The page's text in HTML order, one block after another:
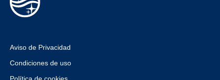
Aviso de Privacidad
Condiciones de uso